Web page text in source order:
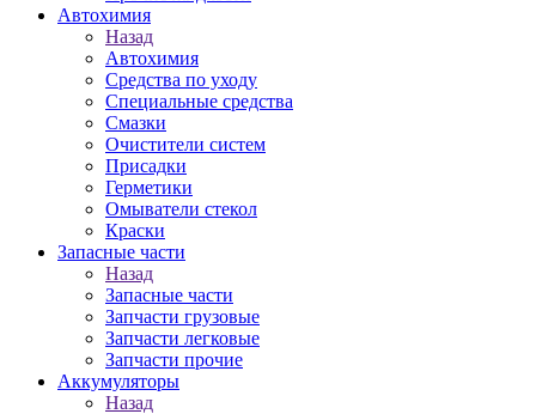
Автохимия
Назад
Автохимия
Средства по уходу
Специальные средства
Смазки
Очистители систем
Присадки
Герметики
Омыватели стекол
Краски
Запасные части
Назад
Запасные части
Запчасти грузовые
Запчасти легковые
Запчасти прочие
Аккумуляторы
Назад